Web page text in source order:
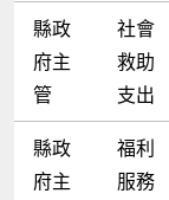
縣政
府主
管
社會
救助
支出
縣政
府主
福利
服務